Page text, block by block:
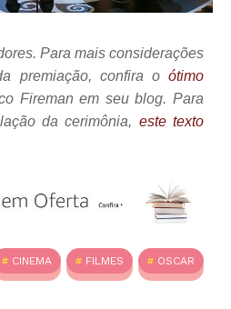
Para mais considerações
premiação, confira o ótimo
Fireman em seu blog. Para
da cerimônia, este texto
CINEMA FILMES OSCAR